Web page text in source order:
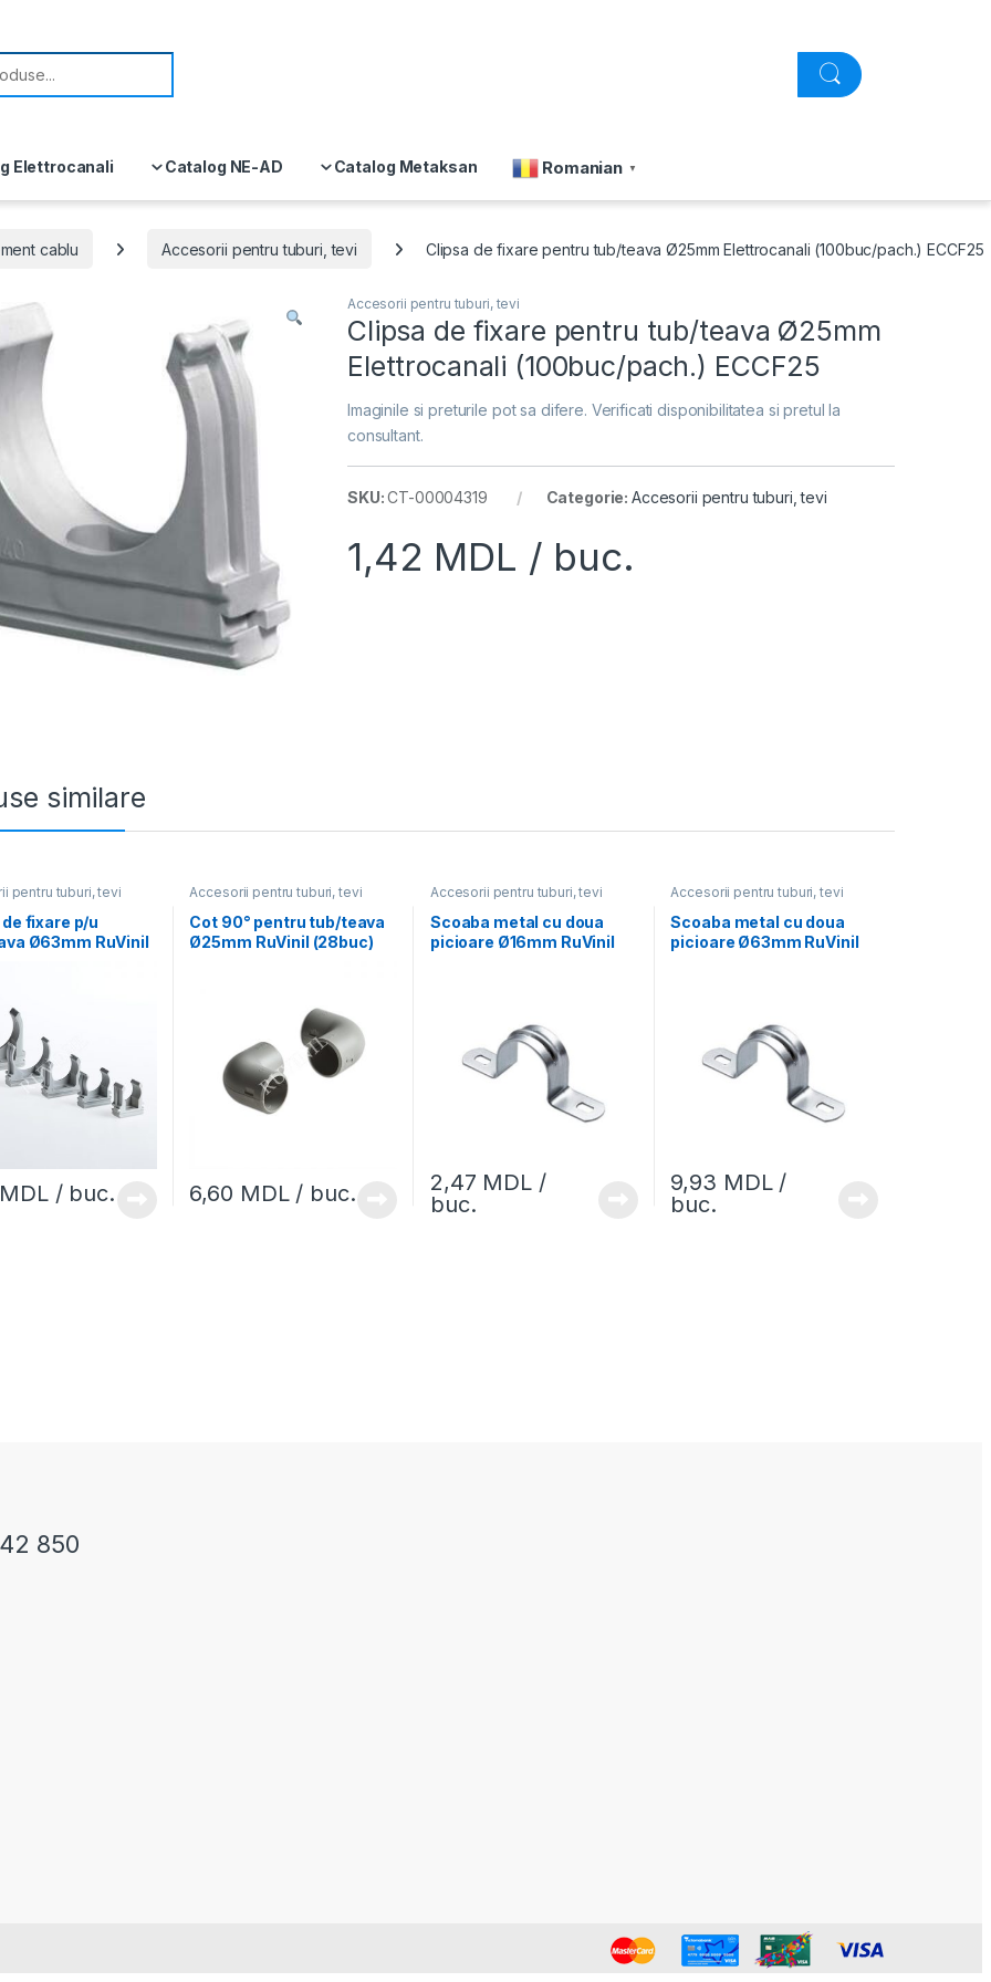
Elettrocanali Catalog NE-AD Catalog Metaksan Romanian ▼
cablu Accesorii pentru tuburi, tevi Clipsa de fixare pentru tub/teava Ø25mm Elettrocanali (100buc/pach.) ECCF25
Accesorii pentru tuburi, tevi
Clipsa de fixare pentru tub/teava Ø25mm
Elettrocanali (100buc/pach.) ECCF25
Imaginile si preturile pot sa difere. Verificati disponibilitatea si pretul la
consultant.
SKU:CT-00004319 Categorie: Accesorii pentru tuburi, tevi
1,42 MDL / buc.
similare
pentru tuburi, tevi
fixare p/u
Ø63mm RuVinil
MDL/ buc.
Accesorii pentru tuburi, tevi
Cot 90° pentru tub/teava
Ø25mm RuVinil (28buc)
6,60 MDL/ buc.
Accesorii pentru tuburi, tevi
Scoaba metal cu doua
picioare Ø16mm RuVinil
2,47 MDL/
buc.
Accesorii pentru tuburi, tevi
Scoaba metal cu doua
picioare Ø63mm RuVinil
9,93 MDL/
buc.
850